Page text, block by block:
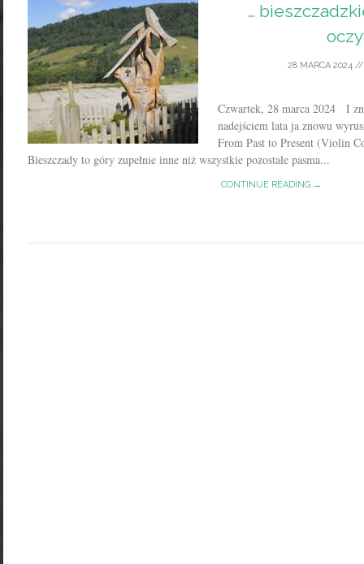
…
28 MARCA 2024
Czwartek, 28 marca 2024 I
nadejściem lata ja znowu
From Past to Present (Violin
Bieszczady to góry zupełnie inne niż wszystkie pozostałe pasma...
CONTINUE READING →